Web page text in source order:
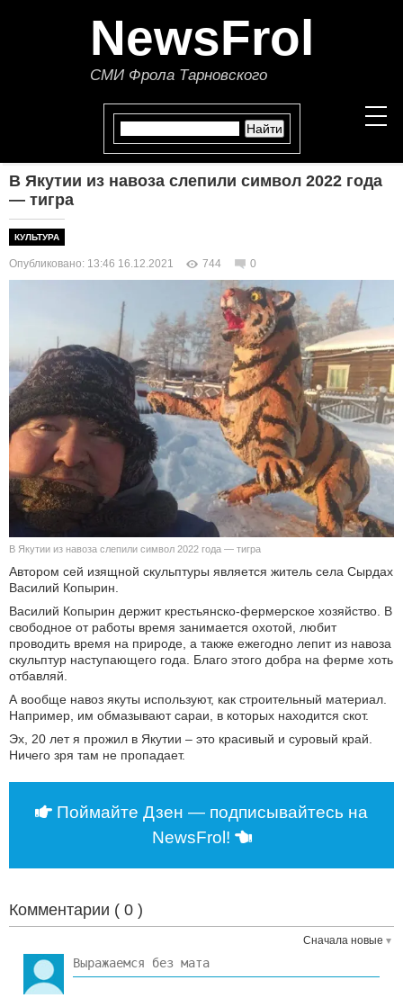
NewsFrol
СМИ Фрола Тарновского
ПОЛИТИКА
ЭКОНОМИКА
В МИРЕ
ОБЩЕСТВО
КУЛЬТУРА
НАУКА
СПОРТ
ЭГОИЗМ
В Якутии из навоза слепили символ 2022 года
— тигра
КУЛЬТУРА
Опубликовано: 13:46 16.12.2021 744 0
В Якутии из навоза слепили символ 2022 года — тигра
Автором сей изящной скульптуры является житель села Сырдах
Василий Копырин.
Василий Копырин держит крестьянско-фермерское хозяйство. В
свободное от работы время занимается охотой, любит
проводить время на природе, а также ежегодно лепит из навоза
скульптур наступающего года. Благо этого добра на ферме хоть
отбавляй.
А вообще навоз якуты используют, как строительный материал.
Например, им обмазывают сараи, в которых находится скот.
Эх, 20 лет я прожил в Якутии – это красивый и суровый край.
Ничего зря там не пропадает.
Поймайте Дзен — подписывайтесь на
NewsFrol!
Комментарии ( 0 )
Сначала новые